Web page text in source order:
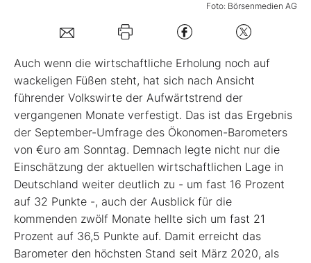
Kontakt
Foto: Börsenmedien AG
Auch wenn die wirtschaftliche Erholung noch auf
wackeligen Füßen steht, hat sich nach Ansicht
führender Volkswirte der Aufwärtstrend der
vergangenen Monate verfestigt. Das ist das Ergebnis
der September-Umfrage des Ökonomen-Barometers
von €uro am Sonntag. Demnach legte nicht nur die
Einschätzung der aktuellen wirtschaftlichen Lage in
Deutschland weiter deutlich zu - um fast 16 Prozent
auf 32 Punkte -, auch der Ausblick für die
kommenden zwölf Monate hellte sich um fast 21
Prozent auf 36,5 Punkte auf. Damit erreicht das
Barometer den höchsten Stand seit März 2020, als